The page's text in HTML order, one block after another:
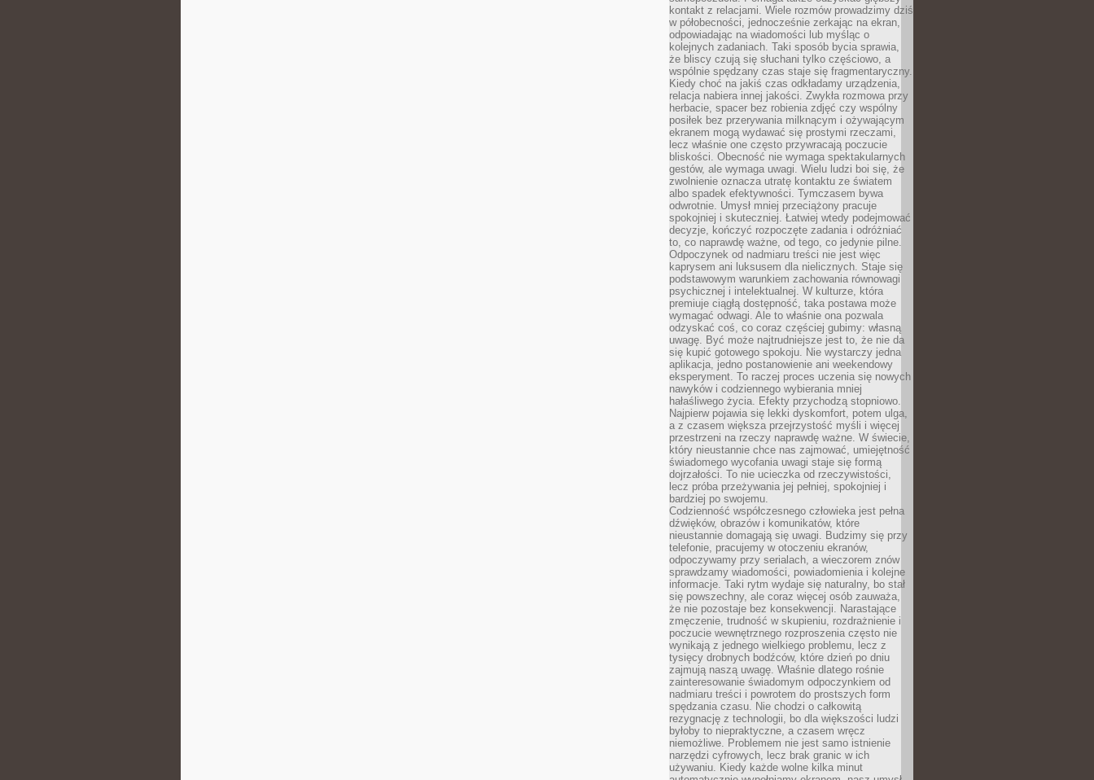
kontakt z relacjami. Wiele rozmów prowadzimy dziś
w półobecności, jednocześnie zerkając na ekran,
odpowiadając na wiadomości lub myśląc o
kolejnych zadaniach. Taki sposób bycia sprawia,
że bliscy czują się słuchani tylko częściowo, a
wspólnie spędzany czas staje się fragmentaryczny.
Kiedy choć na jakiś czas odkładamy urządzenia,
relacja nabiera innej jakości. Zwykła rozmowa przy
herbacie, spacer bez robienia zdjęć czy wspólny
posiłek bez przerywania milknącym i ożywającym
ekranem mogą wydawać się prostymi rzeczami,
lecz właśnie one często przywracają poczucie
bliskości. Obecność nie wymaga spektakularnych
gestów, ale wymaga uwagi. Wielu ludzi boi się, że
zwolnienie oznacza utratę kontaktu ze światem
albo spadek efektywności. Tymczasem bywa
odwrotnie. Umysł mniej przeciążony pracuje
spokojniej i skuteczniej. Łatwiej wtedy podejmować
decyzje, kończyć rozpoczęte zadania i odróżniać
to, co naprawdę ważne, od tego, co jedynie pilne.
Odpoczynek od nadmiaru treści nie jest więc
kaprysem ani luksusem dla nielicznych. Staje się
podstawowym warunkiem zachowania równowagi
psychicznej i intelektualnej. W kulturze, która
premiuje ciągłą dostępność, taka postawa może
wymagać odwagi. Ale to właśnie ona pozwala
odzyskać coś, co coraz częściej gubimy: własną
uwagę. Być może najtrudniejsze jest to, że nie da
się kupić gotowego spokoju. Nie wystarczy jedna
aplikacja, jedno postanowienie ani weekendowy
eksperyment. To raczej proces uczenia się nowych
nawyków i codziennego wybierania mniej
hałaśliwego życia. Efekty przychodzą stopniowo.
Najpierw pojawia się lekki dyskomfort, potem ulga,
a z czasem większa przejrzystość myśli i więcej
przestrzeni na rzeczy naprawdę ważne. W świecie,
który nieustannie chce nas zajmować, umiejętność
świadomego wycofania uwagi staje się formą
dojrzałości. To nie ucieczka od rzeczywistości,
lecz próba przeżywania jej pełniej, spokojniej i
bardziej po swojemu.
Codzienność współczesnego człowieka jest pełna
dźwięków, obrazów i komunikatów, które
nieustannie domagają się uwagi. Budzimy się przy
telefonie, pracujemy w otoczeniu ekranów,
odpoczywamy przy serialach, a wieczorem znów
sprawdzamy wiadomości, powiadomienia i kolejne
informacje. Taki rytm wydaje się naturalny, bo stał
się powszechny, ale coraz więcej osób zauważa,
że nie pozostaje bez konsekwencji. Narastające
zmęczenie, trudność w skupieniu, rozdrażnienie i
poczucie wewnętrznego rozproszenia często nie
wynikają z jednego wielkiego problemu, lecz z
tysięcy drobnych bodźców, które dzień po dniu
zajmują naszą uwagę. Właśnie dlatego rośnie
zainteresowanie świadomym odpoczynkiem od
nadmiaru treści i powrotem do prostszych form
spędzania czasu. Nie chodzi o całkowitą
rezygnację z technologii, bo dla większości ludzi
byłoby to niepraktyczne, a czasem wręcz
niemożliwe. Problemem nie jest samo istnienie
narzędzi cyfrowych, lecz brak granic w ich
używaniu. Kiedy każde wolne kilka minut